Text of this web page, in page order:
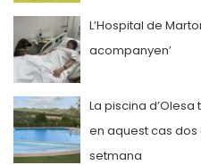
L’Hospital de
acompanyen’
La piscina
en aquest cas
setmana